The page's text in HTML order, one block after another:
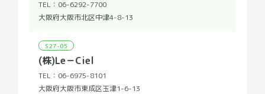
TEL： 06-6292-7700
大阪府大阪市北区中津4-8-13
S27-05
(株)Le－Ciel
TEL： 06-6975-8101
大阪府大阪市東成区玉津1-6-13